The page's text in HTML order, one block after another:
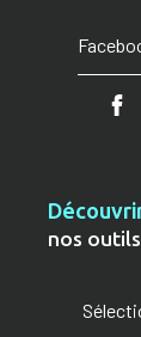
nos outils